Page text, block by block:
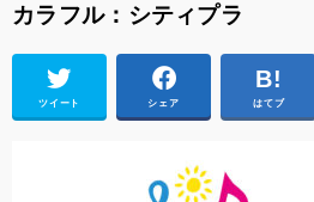
カラフル：シティプラ
ツイート シェア はてブ